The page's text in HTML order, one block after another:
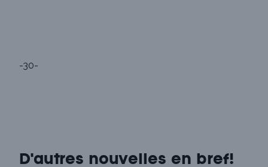
-30-
D'autres nouvelles en bref!